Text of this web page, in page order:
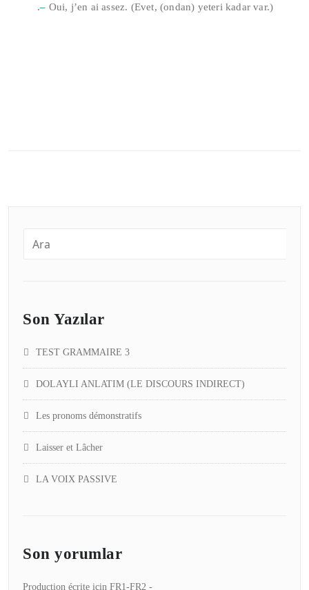
.– Oui, j’en ai assez. (Evet, (ondan) yeteri kadar var.)
Son Yazılar
TEST GRAMMAIRE 3
DOLAYLI ANLATIM (LE DISCOURS INDIRECT)
Les pronoms démonstratifs
Laisser et Lâcher
LA VOIX PASSIVE
Son yorumlar
Production écrite için FR1-FR2 -